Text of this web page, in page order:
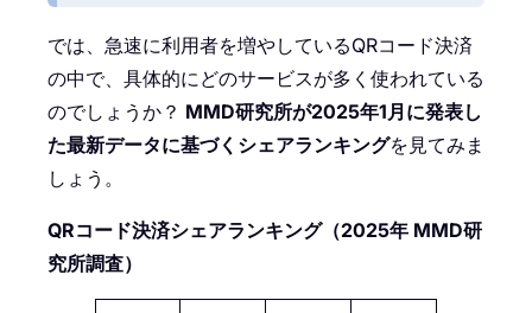
では、急速に利用者を増やしているQRコード決済
の中で、具体的にどのサービスが多く使われている
のでしょうか？ MMD研究所が2025年1月に発表し
た最新データに基づくシェアランキングを見てみま
しょう。
QRコード決済シェアランキング（2025年 MMD研
究所調査）